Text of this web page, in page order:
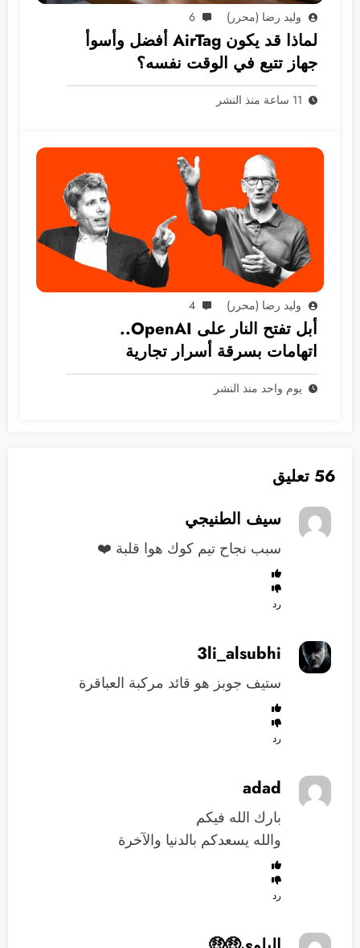
وليد رضا (محرر) 6
لماذا قد يكون AirTag أفضل وأسوأ
جهاز تتبع في الوقت نفسه؟
11 ساعة منذ النشر
وليد رضا (محرر) 4
أبل تفتح النار على OpenAI..
اتهامات بسرقة أسرار تجارية
يوم واحد منذ النشر
56 تعليق
سيف الطنيجي
سبب نجاح تيم كوك هوا قلبة ❤️
رد
3li_alsubhi
ستيف جوبز هو قائد مركبة العباقرة
رد
adad
بارك الله فيكم
والله يسعدكم بالدنيا والآخرة
رد